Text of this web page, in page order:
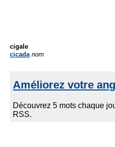
cigale
cicada nom